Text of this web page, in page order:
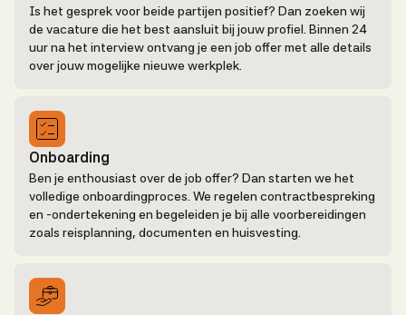
Is het gesprek voor beide partijen positief? Dan zoeken wij
de vacature die het best aansluit bij jouw profiel. Binnen 24
uur na het interview ontvang je een job offer met alle details
over jouw mogelijke nieuwe werkplek.
Onboarding
Ben je enthousiast over de job offer? Dan starten we het
volledige onboardingproces. We regelen contractbespreking
en -ondertekening en begeleiden je bij alle voorbereidingen
zoals reisplanning, documenten en huisvesting.